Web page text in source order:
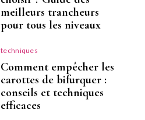
meilleurs trancheurs
pour tous les niveaux
techniques
Comment empêcher les
carottes de bifurquer :
conseils et techniques
efficaces